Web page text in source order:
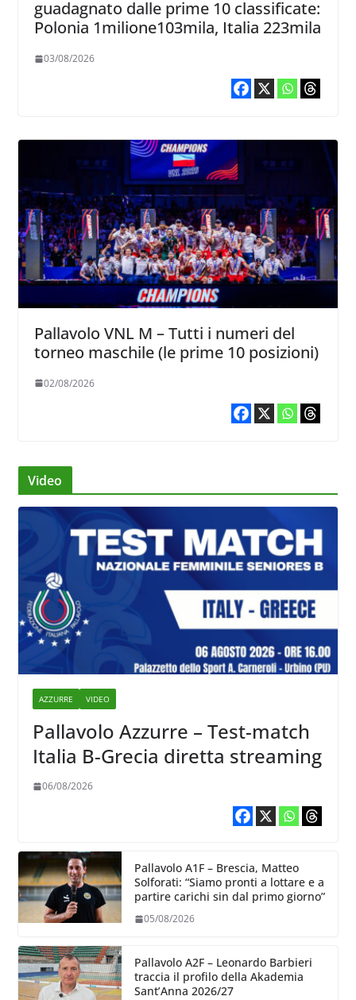
guadagnato dalle prime 10 classificate:
Polonia 1milione103mila, Italia 223mila
03/08/2026
Pallavolo VNL M – Tutti i numeri del
torneo maschile (le prime 10 posizioni)
02/08/2026
Video
AZZURRE VIDEO
Pallavolo Azzurre – Test-match
Italia B-Grecia diretta streaming
06/08/2026
Pallavolo A1F – Brescia, Matteo
Solforati: “Siamo pronti a lottare e a
partire carichi sin dal primo giorno”
05/08/2026
Pallavolo A2F – Leonardo Barbieri
traccia il profilo della Akademia
Sant’Anna 2026/27